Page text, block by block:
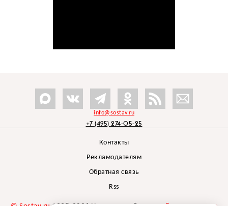
info@sostav.ru
+7 (495) 274-05-25
Контакты
Рекламодателям
Обратная связь
Rss